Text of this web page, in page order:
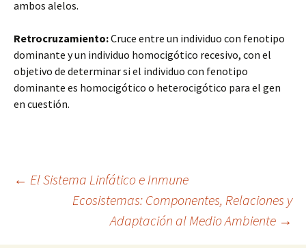
ambos alelos.
Retrocruzamiento:Cruce entre un individuo con fenotipo
dominante y un individuo homocigótico recesivo, con el
objetivo de determinar si el individuo con fenotipo
dominante es homocigótico o heterocigótico para el gen
en cuestión.
Navegación
← El Sistema Linfático e Inmune
Ecosistemas: Componentes, Relaciones y
Adaptación al Medio Ambiente →